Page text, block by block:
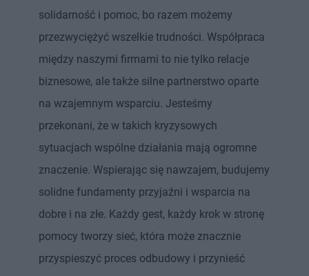
solidarność i pomoc, bo razem możemy
przezwyciężyć wszelkie trudności. Współpraca
między naszymi firmami to nie tylko relacje
biznesowe, ale także silne partnerstwo oparte
na wzajemnym wsparciu. Jesteśmy
przekonani, że w takich kryzysowych
sytuacjach wspólne działania mają ogromne
znaczenie. Wspierając się nawzajem, budujemy
solidne fundamenty przyjaźni i wsparcia na
dobre i na złe. Każdy gest, każdy krok w stronę
pomocy tworzy sieć, która może znacznie
przyspieszyć proces odbudowy i przynieść